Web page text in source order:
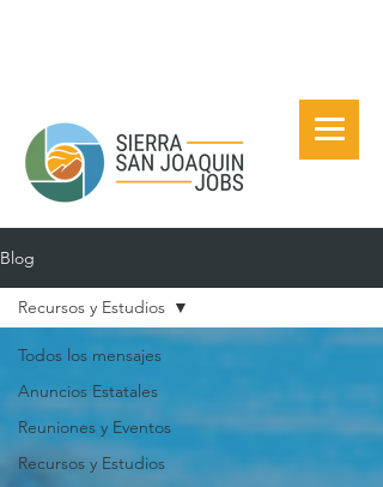
Blog
Todos los mensajes
Anuncios Estatales
Reuniones y Eventos
Recursos y Estudios
Recursos y Estudios